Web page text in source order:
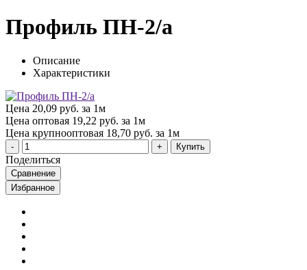
Профиль ПН-2/а
Описание
Характеристики
Цена 20,09 руб. за 1м
Цена оптовая 19,22 руб. за 1м
Цена крупнооптовая 18,70 руб. за 1м
Купить
Поделиться
Сравнение
Избранное